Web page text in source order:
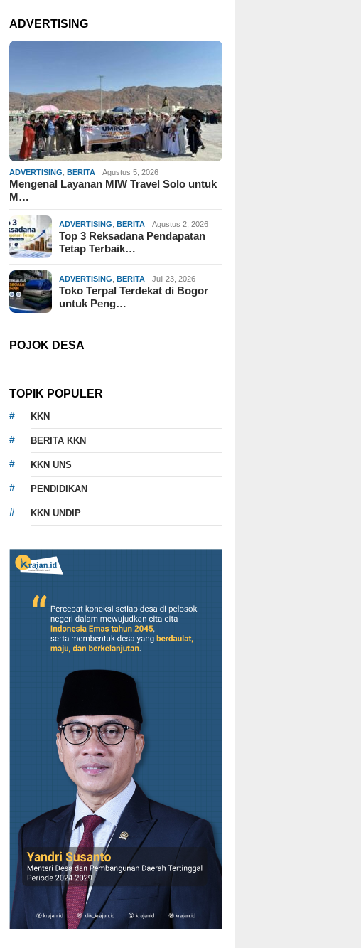
ADVERTISING
ADVERTISING ,BERITA Agustus 5, 2026
Mengenal Layanan MIW Travel Solo untuk
M…
ADVERTISING ,BERITA Agustus 2, 2026
Top 3 Reksadana Pendapatan
Tetap Terbaik…
ADVERTISING ,BERITA Juli 23, 2026
Toko Terpal Terdekat di Bogor
untuk Peng…
POJOK DESA
TOPIK POPULER
KKN
BERITA KKN
KKN UNS
PENDIDIKAN
KKN UNDIP